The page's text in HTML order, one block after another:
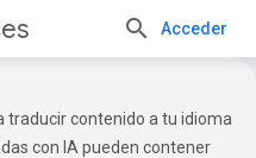
Acceder
traducir contenido a tu idioma
con IA pueden contener